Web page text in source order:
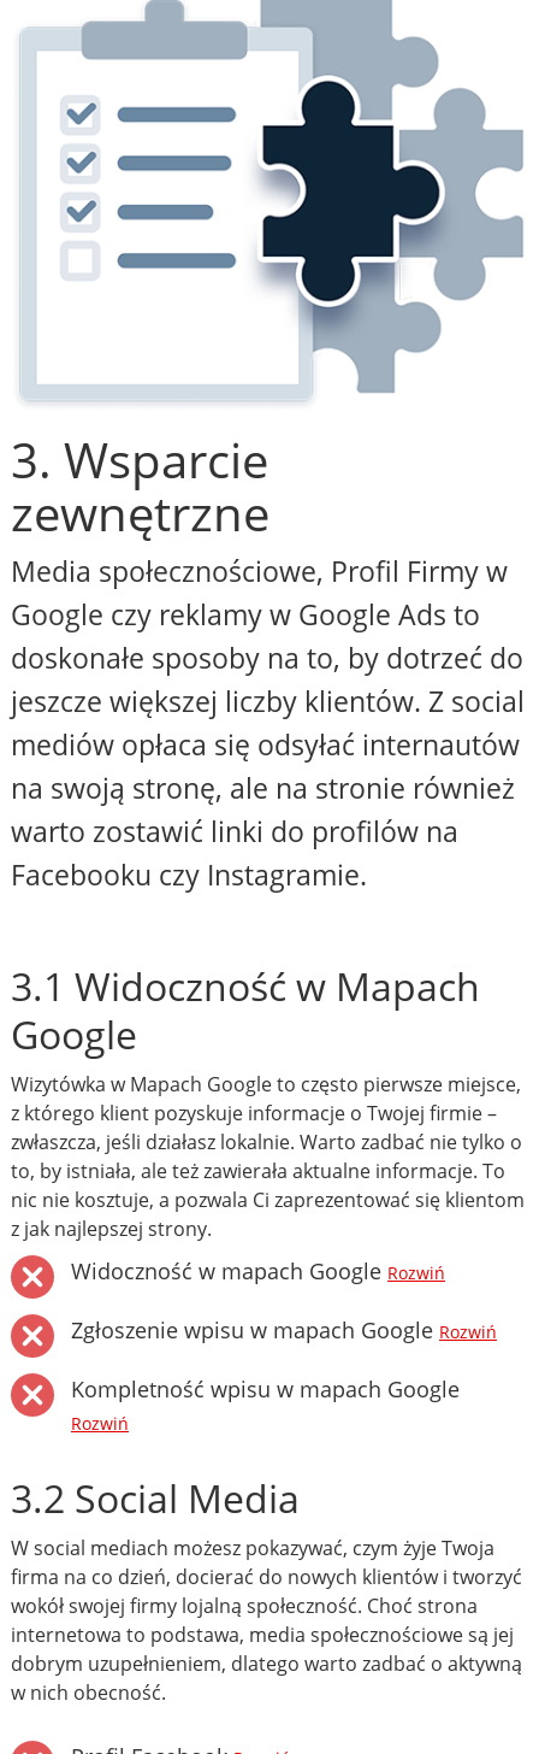
3. Wsparcie
zewnętrzne
Media społecznościowe, Profil Firmy w
Google czy reklamy w Google Ads to
doskonałe sposoby na to, by dotrzeć do
jeszcze większej liczby klientów. Z social
mediów opłaca się odsyłać internautów
na swoją stronę, ale na stronie również
warto zostawić linki do profilów na
Facebooku czy Instagramie.
3.1 Widoczność w Mapach
Google
Wizytówka w Mapach Google to często pierwsze miejsce,
z którego klient pozyskuje informacje o Twojej firmie –
zwłaszcza, jeśli działasz lokalnie. Warto zadbać nie tylko o
to, by istniała, ale też zawierała aktualne informacje. To
nic nie kosztuje, a pozwala Ci zaprezentować się klientom
z jak najlepszej strony.
Widoczność w mapach Google Rozwiń
Zgłoszenie wpisu w mapach Google Rozwiń
Kompletność wpisu w mapach Google
Rozwiń
3.2 Social Media
W social mediach możesz pokazywać, czym żyje Twoja
firma na co dzień, docierać do nowych klientów i tworzyć
wokół swojej firmy lojalną społeczność. Choć strona
internetowa to podstawa, media społecznościowe są jej
dobrym uzupełnieniem, dlatego warto zadbać o aktywną
w nich obecność.